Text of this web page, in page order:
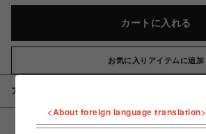
カートに入れる
お気に入りアイテムに追加
アイテム説明 / 素材
<About foreign language translation>